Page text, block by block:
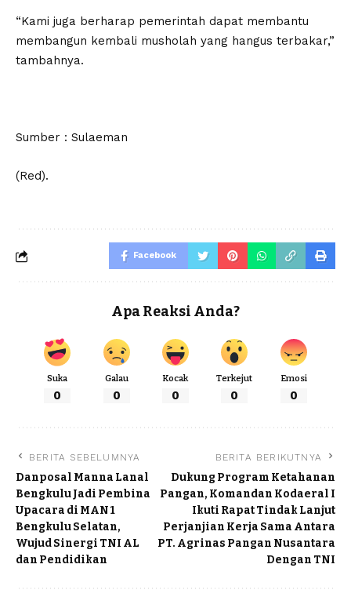
“Kami juga berharap pemerintah dapat membantu
membangun kembali musholah yang hangus terbakar,”
tambahnya.
Sumber : Sulaeman
(Red).
Facebook
Apa Reaksi Anda?
Suka
0
Galau
0
Kocak
0
Terkejut
0
Emosi
0
BERITA SEBELUMNYA
Danposal Manna Lanal
Bengkulu Jadi Pembina
Upacara di MAN 1
Bengkulu Selatan,
Wujud Sinergi TNI AL
dan Pendidikan
BERITA BERIKUTNYA
Dukung Program Ketahanan
Pangan, Komandan Kodaeral I
Ikuti Rapat Tindak Lanjut
Perjanjian Kerja Sama Antara
PT. Agrinas Pangan Nusantara
Dengan TNI